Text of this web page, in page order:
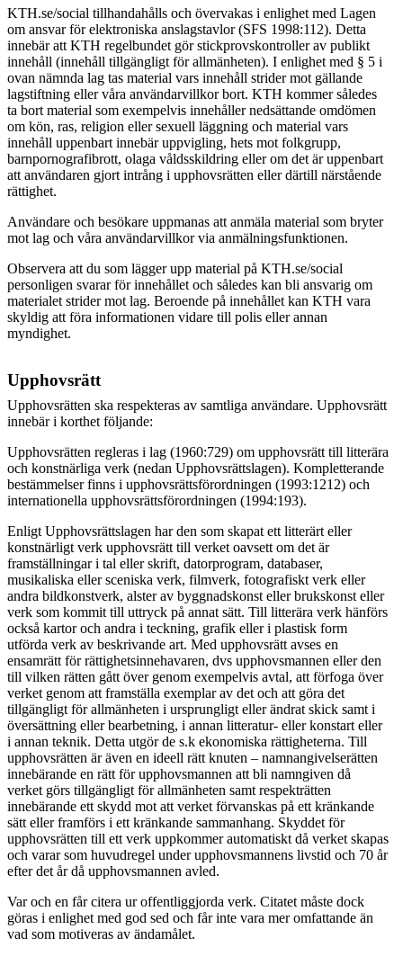
KTH.se/social tillhandahålls och övervakas i enlighet med Lagen
om ansvar för elektroniska anslagstavlor (SFS 1998:112). Detta
innebär att KTH regelbundet gör stickprovskontroller av publikt
innehåll (innehåll tillgängligt för allmänheten). I enlighet med § 5 i
ovan nämnda lag tas material vars innehåll strider mot gällande
lagstiftning eller våra användarvillkor bort. KTH kommer således
ta bort material som exempelvis innehåller nedsättande omdömen
om kön, ras, religion eller sexuell läggning och material vars
innehåll uppenbart innebär uppvigling, hets mot folkgrupp,
barnpornografibrott, olaga våldsskildring eller om det är uppenbart
att användaren gjort intrång i upphovsrätten eller därtill närstående
rättighet.
Användare och besökare uppmanas att anmäla material som bryter
mot lag och våra användarvillkor via anmälningsfunktionen.
Observera att du som lägger upp material på KTH.se/social
personligen svarar för innehållet och således kan bli ansvarig om
materialet strider mot lag. Beroende på innehållet kan KTH vara
skyldig att föra informationen vidare till polis eller annan
myndighet.
Upphovsrätt
Upphovsrätten ska respekteras av samtliga användare. Upphovsrätt
innebär i korthet följande:
Upphovsrätten regleras i lag (1960:729) om upphovsrätt till litterära
och konstnärliga verk (nedan Upphovsrättslagen). Kompletterande
bestämmelser finns i upphovsrättsförordningen (1993:1212) och
internationella upphovsrättsförordningen (1994:193).
Enligt Upphovsrättslagen har den som skapat ett litterärt eller
konstnärligt verk upphovsrätt till verket oavsett om det är
framställningar i tal eller skrift, datorprogram, databaser,
musikaliska eller sceniska verk, filmverk, fotografiskt verk eller
andra bildkonstverk, alster av byggnadskonst eller brukskonst eller
verk som kommit till uttryck på annat sätt. Till litterära verk hänförs
också kartor och andra i teckning, grafik eller i plastisk form
utförda verk av beskrivande art. Med upphovsrätt avses en
ensamrätt för rättighetsinnehavaren, dvs upphovsmannen eller den
till vilken rätten gått över genom exempelvis avtal, att förfoga över
verket genom att framställa exemplar av det och att göra det
tillgängligt för allmänheten i ursprungligt eller ändrat skick samt i
översättning eller bearbetning, i annan litteratur- eller konstart eller
i annan teknik. Detta utgör de s.k ekonomiska rättigheterna. Till
upphovsrätten är även en ideell rätt knuten – namnangivelserätten
innebärande en rätt för upphovsmannen att bli namngiven då
verket görs tillgängligt för allmänheten samt respekträtten
innebärande ett skydd mot att verket förvanskas på ett kränkande
sätt eller framförs i ett kränkande sammanhang. Skyddet för
upphovsrätten till ett verk uppkommer automatiskt då verket skapas
och varar som huvudregel under upphovsmannens livstid och 70 år
efter det år då upphovsmannen avled.
Var och en får citera ur offentliggjorda verk. Citatet måste dock
göras i enlighet med god sed och får inte vara mer omfattande än
vad som motiveras av ändamålet.